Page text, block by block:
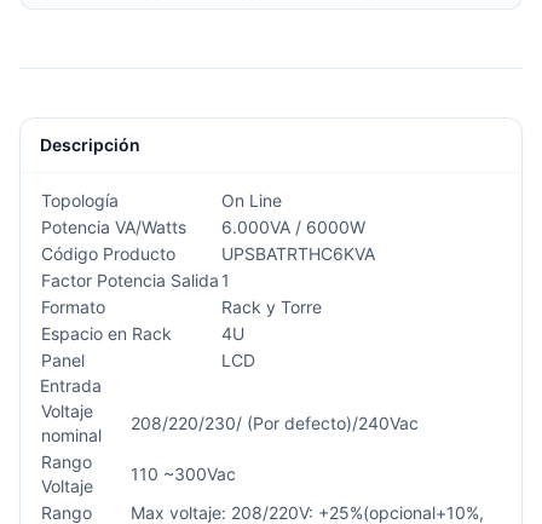
Descripción
Topología
On Line
Potencia VA/Watts
6.000VA / 6000W
Código Producto
UPSBATRTHC6KVA
Factor Potencia Salida 1
Formato
Rack y Torre
Espacio en Rack
4U
Panel
LCD
Entrada
Voltaje
nominal
208/220/230/ (Por defecto)/240Vac
Rango
Voltaje
110 ~300Vac
Rango
Max voltaje: 208/220V: +25%(opcional+10%,